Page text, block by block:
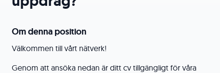
Om denna position
Välkommen till vårt nätverk!
Genom att ansöka nedan är ditt cv tillgängligt för våra